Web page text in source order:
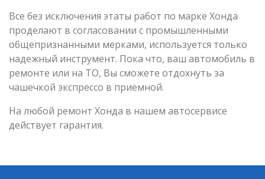
Все без исключения этаты работ по марке Хонда
проделают в согласовании с промышленными
общепризнанными мерками, используется только
надежный инструмент. Пока что, ваш автомобиль в
ремонте или на ТО, Вы сможете отдохнуть за
чашечкой экспрессо в приемной.
На любой ремонт Хонда в нашем автосервисе
действует гарантия.